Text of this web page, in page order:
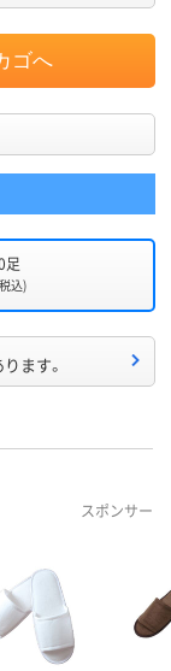
ゴへ
足
込)
ます。
スポンサー